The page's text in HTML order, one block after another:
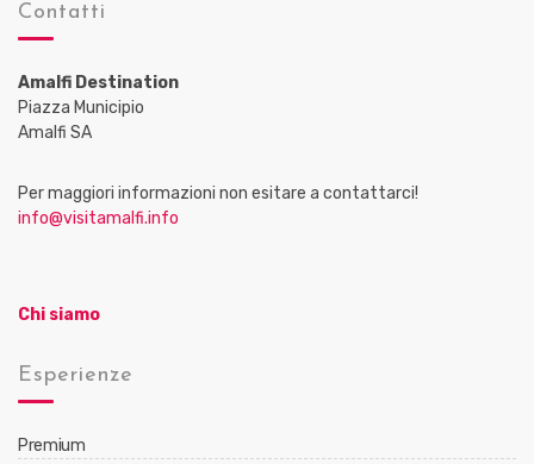
Contatti
Amalfi Destination
Piazza Municipio
Amalfi SA
Per maggiori informazioni non esitare a contattarci!
info@visitamalfi.info
Chi siamo
Esperienze
Premium